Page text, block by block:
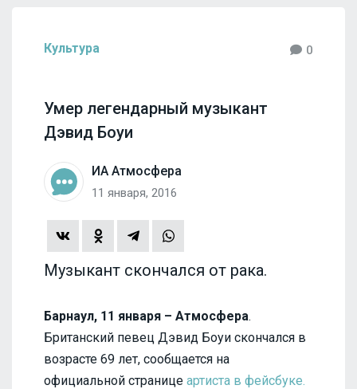
Культура 0
Умер легендарный музыкант
Дэвид Боуи
ИА Атмосфера
11 января, 2016
Музыкант скончался от рака.
Барнаул, 11 января – Атмосфера.
Британский певец Дэвид Боуи скончался в
возрасте 69 лет, сообщается на
официальной странице артиста в фейсбуке.